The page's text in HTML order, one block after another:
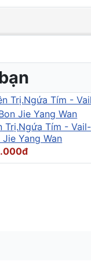
Trị.Ngứa Tím - Vail-
Jie Yang Wan